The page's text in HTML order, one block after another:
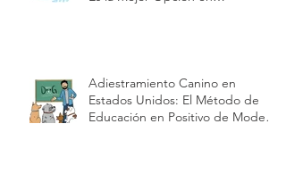
Adiestramiento Canino en
Estados Unidos: El Método de
Educación en Positivo de Modest